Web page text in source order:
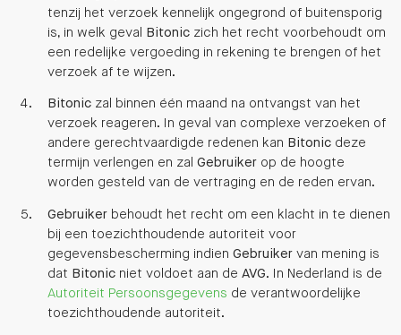
tenzij het verzoek kennelijk ongegrond of buitensporig
is, in welk geval Bitoniczich het recht voorbehoudt om
een redelijke vergoeding in rekening te brengen of het
verzoek af te wijzen.
Bitoniczal binnen één maand na ontvangst van het
verzoek reageren. In geval van complexe verzoeken of
andere gerechtvaardigde redenen kan Bitonicdeze
termijn verlengen en zal Gebruikerop de hoogte
worden gesteld van de vertraging en de reden ervan.
Gebruikerbehoudt het recht om een klacht in te dienen
bij een toezichthoudende autoriteit voor
gegevensbescherming indien Gebruikervan mening is
dat Bitonicniet voldoet aan de AVG. In Nederland is de
Autoriteit Persoonsgegevens de verantwoordelijke
toezichthoudende autoriteit.